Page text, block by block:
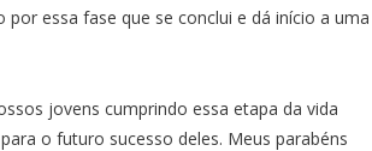
essa fase que se conclui e dá início a uma
jovens cumprindo essa etapa da vida
o futuro sucesso deles. Meus parabéns